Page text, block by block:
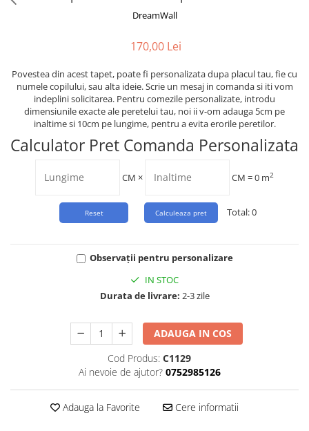
DreamWall
170,00 Lei
Povestea din acest tapet, poate fi personalizata dupa placul tau, fie cu
numele copilului, sau alta ideie. Scrie un mesaj in comanda si iti vom
indeplini solicitarea. Pentru comezile personalizate, introdu
dimensiunile exacte ale peretelui tau, noi ii v-om adauga 5cm pe
inaltime si 10cm pe lungime, pentru a evita erorile peretilor.
Calculator Pret Comanda Personalizata
CM × CM =0 m2
Total:0
Observații pentru personalizare
IN STOC
Durata de livrare: 2-3 zile
ADAUGA IN COS
Cod Produs: C1129
Ai nevoie de ajutor? 0752985126
Adauga la Favorite Cere informatii